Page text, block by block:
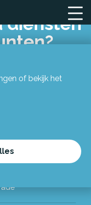
diensten
15
omhoog)
of bekijk het